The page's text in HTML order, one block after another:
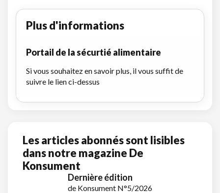
Plus d'informations
Portail de la sécurtié alimentaire
Si vous souhaitez en savoir plus, il vous suffit de
suivre le lien ci-dessus
Les articles abonnés sont lisibles
dans notre magazine De
Konsument
Dernière édition
de Konsument N°5/2026